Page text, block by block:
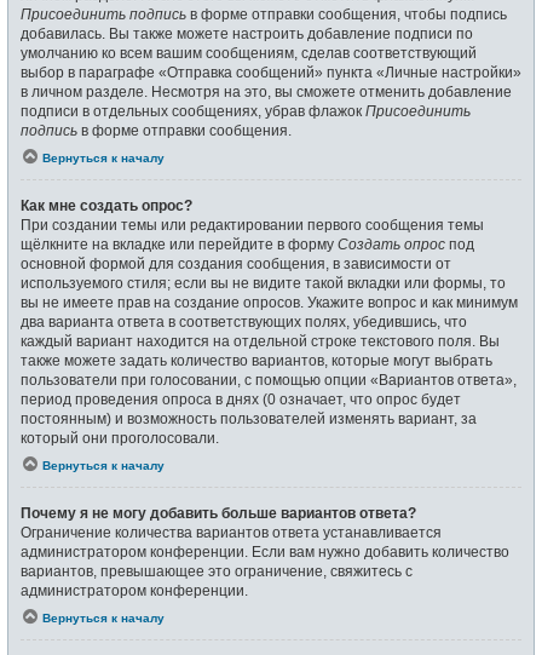
Присоединить подпись в форме отправки сообщения, чтобы подпись
добавилась. Вы также можете настроить добавление подписи по
умолчанию ко всем вашим сообщениям, сделав соответствующий
выбор в параграфе «Отправка сообщений» пункта «Личные настройки»
в личном разделе. Несмотря на это, вы сможете отменить добавление
подписи в отдельных сообщениях, убрав флажок Присоединить
подпись в форме отправки сообщения.
Вернуться к началу
Как мне создать опрос?
При создании темы или редактировании первого сообщения темы
щёлкните на вкладке или перейдите в форму Создать опрос под
основной формой для создания сообщения, в зависимости от
используемого стиля; если вы не видите такой вкладки или формы, то
вы не имеете прав на создание опросов. Укажите вопрос и как минимум
два варианта ответа в соответствующих полях, убедившись, что
каждый вариант находится на отдельной строке текстового поля. Вы
также можете задать количество вариантов, которые могут выбрать
пользователи при голосовании, с помощью опции «Вариантов ответа»,
период проведения опроса в днях (0 означает, что опрос будет
постоянным) и возможность пользователей изменять вариант, за
который они проголосовали.
Вернуться к началу
Почему я не могу добавить больше вариантов ответа?
Ограничение количества вариантов ответа устанавливается
администратором конференции. Если вам нужно добавить количество
вариантов, превышающее это ограничение, свяжитесь с
администратором конференции.
Вернуться к началу